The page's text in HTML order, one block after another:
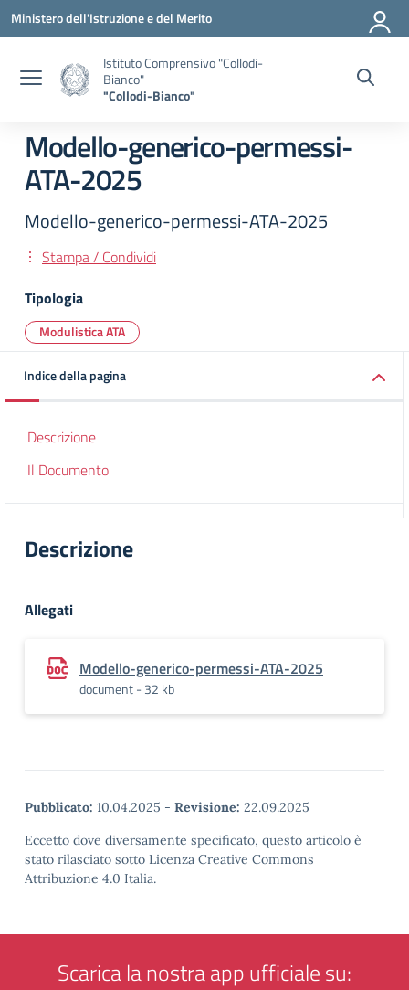
Vai ai contenuti
Vai al menu di navigazione
Vai al footer
Ministero dell'Istruzione e del Merito
Istituto Comprensivo "Collodi-
Bianco"
"Collodi-Bianco"
Modello-generico-permessi-
ATA-2025
Modello-generico-permessi-ATA-2025
Stampa / Condividi
Tipologia
Modulistica ATA
Indice della pagina
Descrizione
Il Documento
Descrizione
Allegati
Modello-generico-permessi-ATA-2025
document - 32 kb
Pubblicato: 10.04.2025 - Revisione: 22.09.2025
Eccetto dove diversamente specificato, questo articolo è
stato rilasciato sotto Licenza Creative Commons
Attribuzione 4.0 Italia.
Scarica la nostra app ufficiale su: